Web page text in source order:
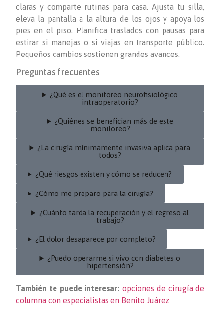
claras y comparte rutinas para casa. Ajusta tu silla,
eleva la pantalla a la altura de los ojos y apoya los
pies en el piso. Planifica traslados con pausas para
estirar si manejas o si viajas en transporte público.
Pequeños cambios sostienen grandes avances.
Preguntas frecuentes
¿Qué es el monitoreo neurofisiológico
intraoperatorio?
¿Quiénes se benefician más de este
monitoreo?
¿La cirugía mínimamente invasiva aplica para
todos?
¿Qué riesgos existen y cómo se reducen?
¿Cómo me preparo para la cirugía?
¿Cuánto tarda la recuperación y el regreso al
trabajo?
¿El dolor desaparece por completo?
¿Puedo operarme si vivo con diabetes o
hipertensión?
También te puede interesar: opciones de cirugía de
columna con especialistas en Benito Juárez